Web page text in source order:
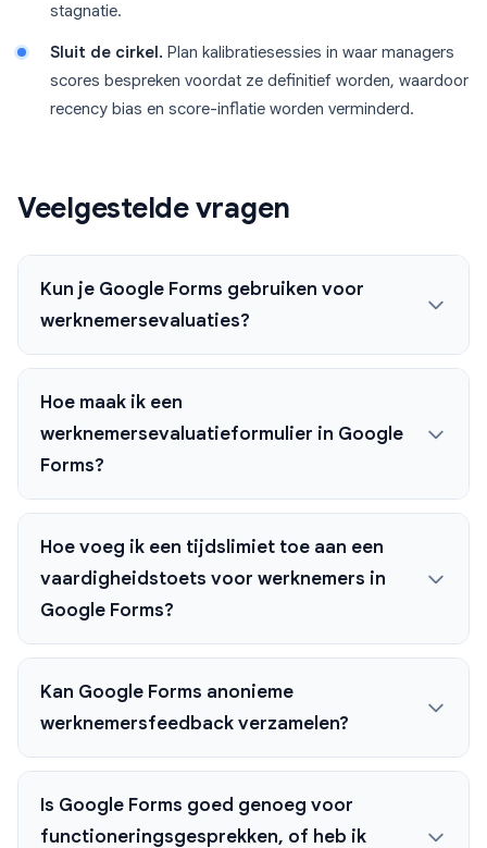
stagnatie.
Sluit de cirkel. Plan kalibratiesessies in waar managers
scores bespreken voordat ze definitief worden, waardoor
recency bias en score-inflatie worden verminderd.
Veelgestelde vragen
Kun je Google Forms gebruiken voor
werknemersevaluaties?
Hoe maak ik een
werknemersevaluatieformulier in Google
Forms?
Hoe voeg ik een tijdslimiet toe aan een
vaardigheidstoets voor werknemers in
Google Forms?
Kan Google Forms anonieme
werknemersfeedback verzamelen?
Is Google Forms goed genoeg voor
functioneringsgesprekken, of heb ik